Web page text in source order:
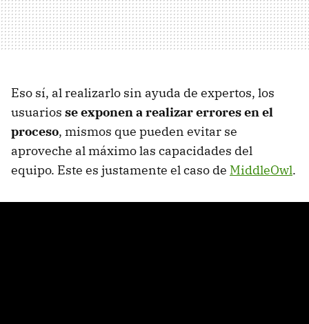
Eso sí, al realizarlo sin ayuda de expertos, los
usuarios se exponen a realizar errores en el
proceso, mismos que pueden evitar se
aproveche al máximo las capacidades del
equipo. Este es justamente el caso de MiddleOwl.